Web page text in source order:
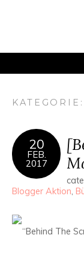
KATEGORIE:
20
FEB.
2017
Blogger Aktion,
“Behind The